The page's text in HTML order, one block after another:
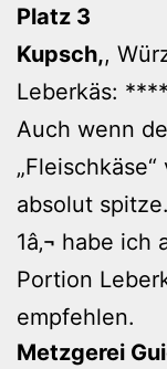
Platz 3
Kupsch,,
Leberkäs: ****
Auch wenn
absolut
1â‚¬ habe
Portion
empfehlen.
Metzgerei